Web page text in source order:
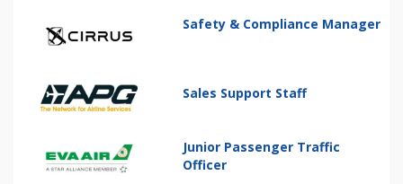
Safety & Compliance Manager
Sales Support Staff
Junior Passenger Traffic
Officer